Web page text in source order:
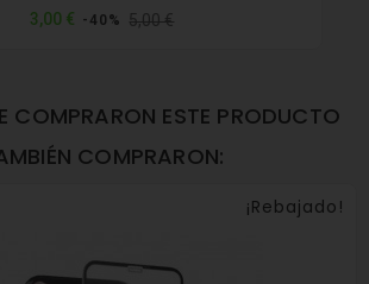
3,00 € Precio
-40% 5,00 €Precio
COMPRARON ESTE PRODUCTO
COMPRARON:
¡Rebajado!